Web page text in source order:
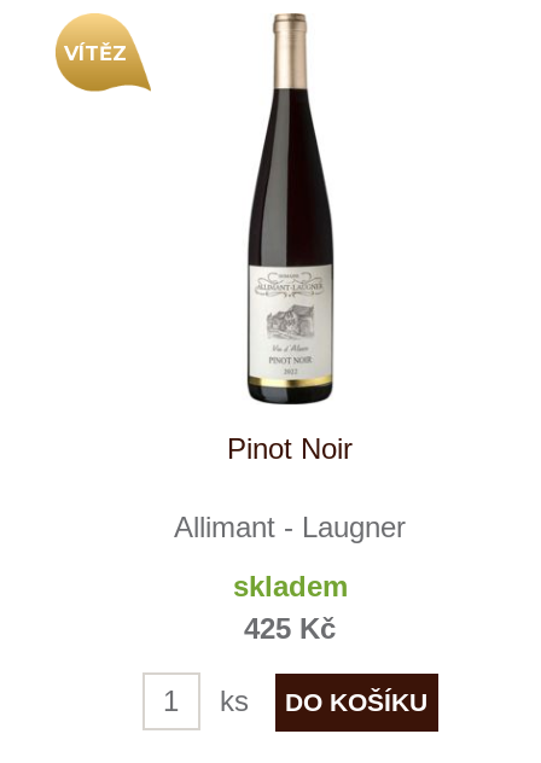
Tento web využívá k analýze návštěvnosti
soubory cookie a službu Google Analytics.
Používáním tohoto webu s tím souhlasíte